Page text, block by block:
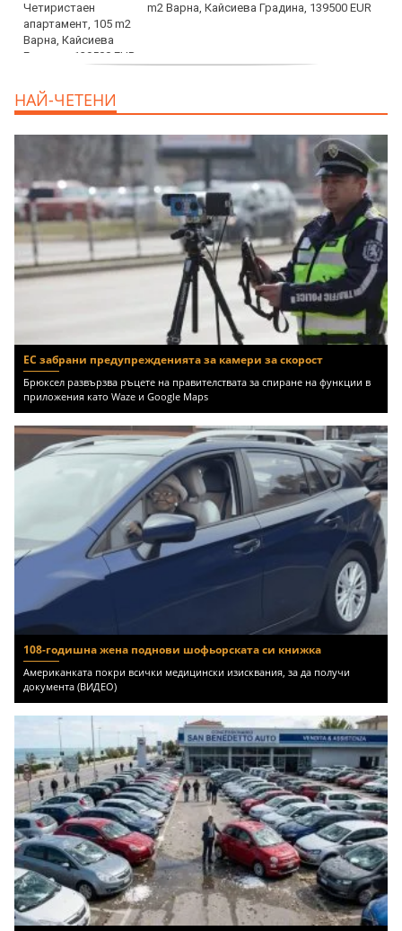
m2 Варна, Кайсиева Градина, 139500 EUR
НАЙ-ЧЕТЕНИ
ЕС забрани предупрежденията за камери за скорост
Брюксел развързва ръцете на правителствата за спиране на функции в
приложения като Waze и Google Maps
108-годишна жена поднови шофьорската си книжка
Американката покри всички медицински изисквания, за да получи
документа (ВИДЕО)